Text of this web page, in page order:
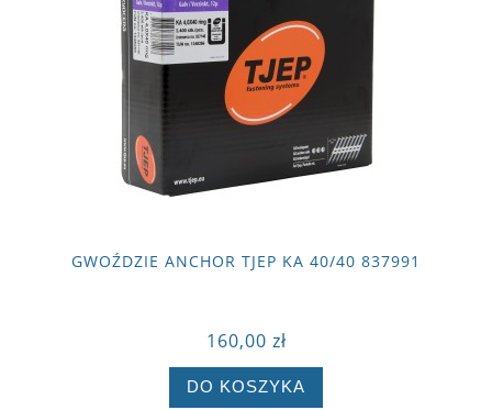
GWOŹDZIE ANCHOR TJEP KA 40/40 837991
160,00 zł
DO KOSZYKA